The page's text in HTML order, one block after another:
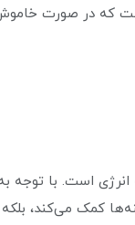
که در صورت
انرژی است. با توجه
کمک می‌کند،